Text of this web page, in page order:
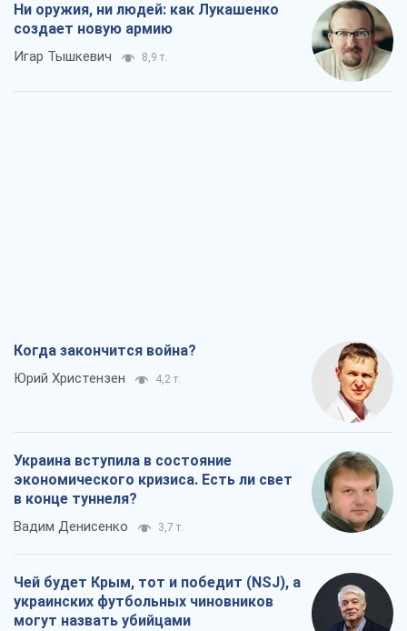
Ни оружия, ни людей: как Лукашенко
создает новую армию
Игар Тышкевич 8,9 т.
Когда закончится война?
Юрий Христензен 4,2 т.
Украина вступила в состояние
экономического кризиса. Есть ли свет
в конце туннеля?
Вадим Денисенко 3,7 т.
Чей будет Крым, тот и победит (NSJ), а
украинских футбольных чиновников
могут назвать убийцами